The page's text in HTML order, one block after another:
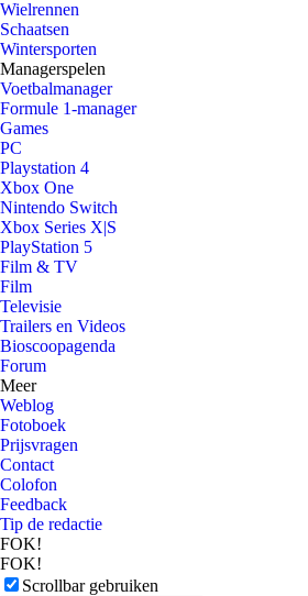
Wielrennen
Schaatsen
Wintersporten
Managerspelen
Voetbalmanager
Formule 1-manager
Games
PC
Playstation 4
Xbox One
Nintendo Switch
Xbox Series X|S
PlayStation 5
Film & TV
Film
Televisie
Trailers en Videos
Bioscoopagenda
Forum
Meer
Weblog
Fotoboek
Prijsvragen
Contact
Colofon
Feedback
Tip de redactie
FOK!
FOK!
Scrollbar gebruiken